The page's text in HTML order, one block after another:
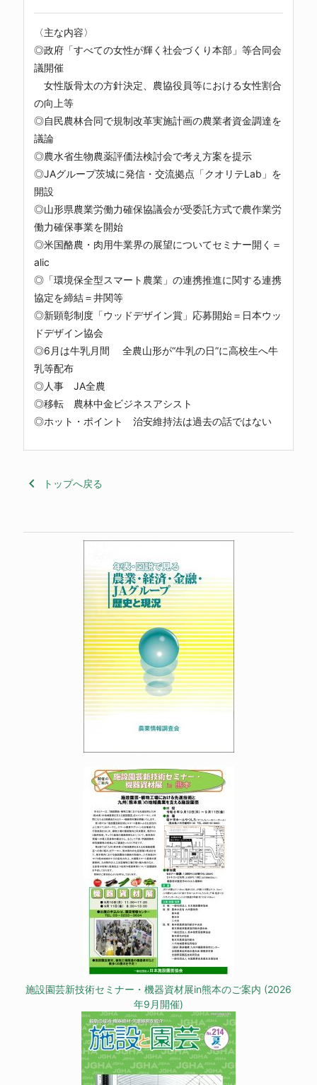
〈主な内容〉
◎政府「すべての女性が輝く社会づくり本部」等合同会
議開催
女性版骨太の方針決定、農協役員等における女性割合
の向上等
◎自民農林合同で規制改革実施計画の農業者資金調達を
議論
◎農水省生物農薬評価法検討会で考え方案を提示
◎JAグループ茨城に発信・交流拠点「クオリテLab」を
開設
◎山形県農業労働力確保協議会が受委託方式で農作業労
働力確保事業を開始
◎米国酪農・肉用牛業界の展望についてセミナー開く＝
alic
◎「環境保全型スマート農業」の連携推進に関する連携
協定を締結＝井関等
◎新顕彰制度「ウッドデザイン賞」応募開始＝日本ウッ
ドデザイン協会
◎6月は牛乳月間 全農山形が“牛乳の日”に高校生へ牛
乳等配布
◎人事 JA全農
◎移転 農林中金ビジネスアシスト
◎ホット・ポイント 治安維持法は過去の話ではない
keyboard_arrow_left トップへ戻る
施設園芸新技術セミナー・機器資材展in熊本のご案内 (2026
年9月開催)